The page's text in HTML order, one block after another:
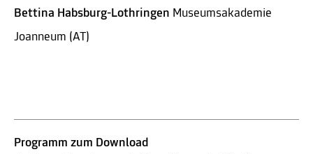
Bettina Habsburg-Lothringen Museumsakademie
Joanneum (AT)
Programm zum Download